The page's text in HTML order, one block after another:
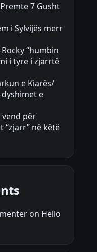
7 Gusht
i Sylvijës merr
“humbin
i tyre i zjarrtë
e Kiarës/
e
vend për
“zjarr” në këtë
on Hello